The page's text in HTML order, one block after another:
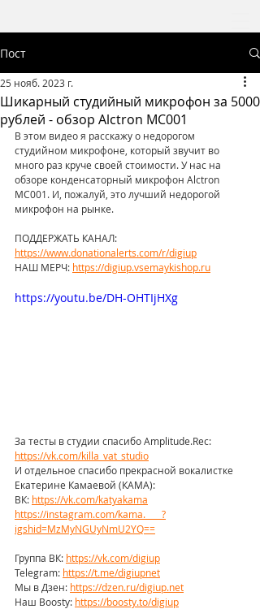
Пост
Шикарный студийный микрофон за 5000
рублей - обзор Alctron MC001
25 нояб. 2023 г.
В этом видео я расскажу о недорогом
студийном микрофоне, который звучит во
много раз круче своей стоимости. У нас на
обзоре конденсаторный микрофон Alctron
MC001. И, пожалуй, это лучший недорогой
микрофон на рынке.
ПОДДЕРЖАТЬ КАНАЛ:
https://www.donationalerts.com/r/digiup
НАШ МЕРЧ: https://digiup.vsemaykishop.ru
https://youtu.be/DH-OHTIjHXg
За тесты в студии спасибо Amplitude.Rec:
https://vk.com/killa_vat_studio
И отдельное спасибо прекрасной вокалистке
Екатерине Камаевой (КАМА):
ВК: https://vk.com/katyakama
https://instagram.com/kama.____?
igshid=MzMyNGUyNmU2YQ==
Группа ВК: https://vk.com/digiup
Telegram: https://t.me/digiupnet
Мы в Дзен: https://dzen.ru/digiup.net
Наш Boosty: https://boosty.to/digiup